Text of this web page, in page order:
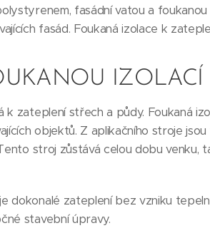
fasádní vatou a
fasád. Foukaná izolace k
IZOLACÍ
k zateplení střech a půdy. Foukaná
objektů. Z aplikačního stroje
stroj zůstává celou dobu
dokonalé zateplení bez vzniku
stavební úpravy.